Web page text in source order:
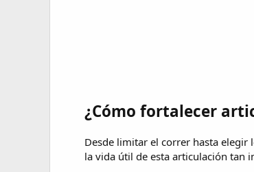
¿Cómo fortalecer
Desde limitar el correr hasta elegir
la vida útil de esta articulación tan